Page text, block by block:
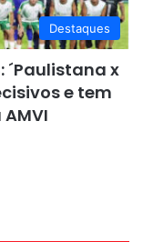
Destaques
´Paulistana x
e tem